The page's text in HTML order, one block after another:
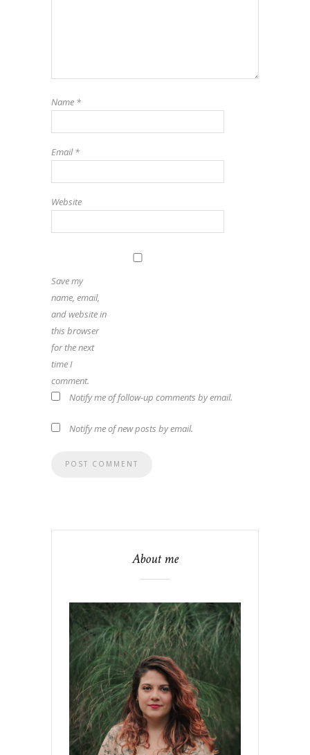
Name *
Email*
Website
Save my
name, email,
and website in
this browser
for the next
time I
comment.
Notify me of follow-up comments by email.
Notify me of new posts by email.
About me